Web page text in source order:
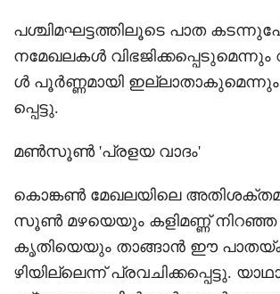
പശ്ചിമഘട്ടത്തിലൂടെ പാത
നമേഖലകൾ
ൾ പൂർണ്ണമായി ഇല്ലാതാകുമെന്നും
പ്പെട്ടു.
മൺസൂൺ 'പ്രളയ വാദം'
കൊങ്കൺ മേഖലയിലെ
സൂൺ മഴയെയും കളിമണ്ണ്
കൃതിയെയും താങ്ങാൻ ഈ
ഴിയില്ലെന്ന് പ്രവചിക്കപ്പെട്ടു.